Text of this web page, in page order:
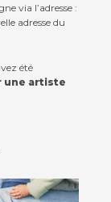
via l’adresse :
adresse du
été
une artiste